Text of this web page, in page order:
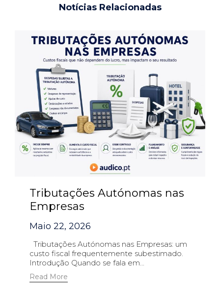
Notícias Relacionadas
Tributações Autónomas nas
Empresas
Maio 22, 2026
Tributações Autónomas nas Empresas: um
custo fiscal frequentemente subestimado.
Introdução Quando se fala em...
Read More